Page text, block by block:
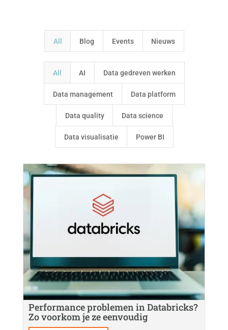
All Blog Events Nieuws
All AI Data gedreven werken
Data management Data platform
Data quality Data science
Data visualisatie Power BI
Performance problemen in Databricks?
Zo voorkom je ze eenvoudig